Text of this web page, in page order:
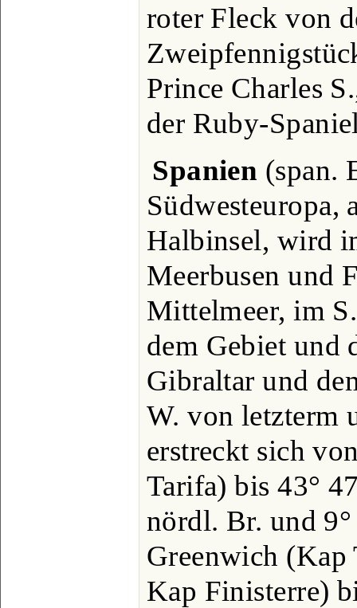
roter Fleck von
Prince Charles
der Ruby-
Spanien (span.
Südwesteuropa,
Halbinsel, wird
Meerbusen und
Mittelmeer, im
dem Gebiet und
Gibraltar und
W. von letzterm
erstreckt sich
Tarifa) bis 43°
nördl. Br. und
Greenwich
Kap Finisterre)